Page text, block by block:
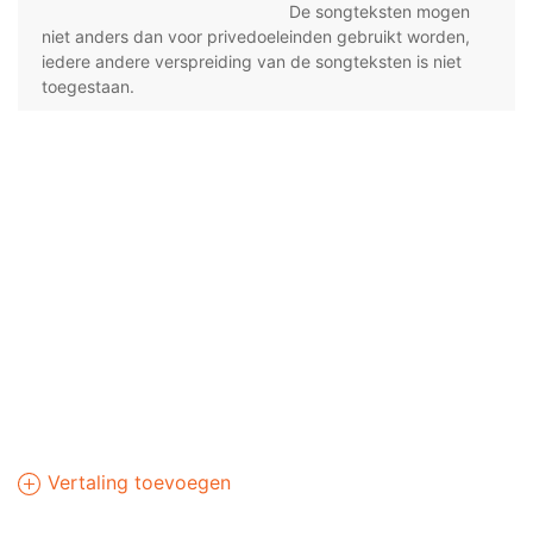
De songteksten mogen
niet anders dan voor privedoeleinden gebruikt worden,
iedere andere verspreiding van de songteksten is niet
toegestaan.
Vertaling toevoegen